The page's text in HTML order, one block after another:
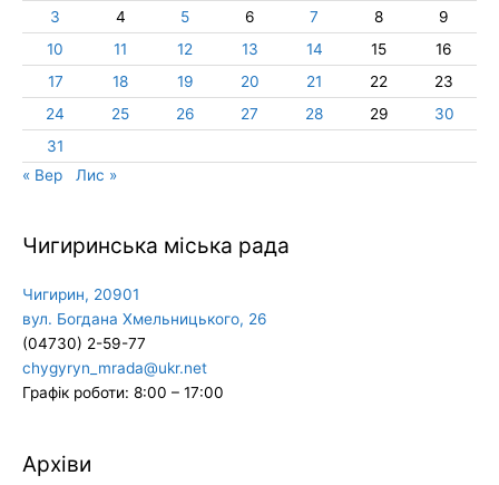
3
4 5 6 7 8
9
10
11 12 13 14 15
16
17
18 19 20 21 22
23
24
25 26 27 28 29
30
31
« Вер
Лис »
Чигиринська міська рада
Чигирин, 20901
вул. Богдана Хмельницького, 26
(04730) 2-59-77
chygyryn_mrada@ukr.net
Графік роботи: 8:00 – 17:00
Архіви
Архіви